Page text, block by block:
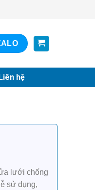
hệ
lưới chống
sử dụng,